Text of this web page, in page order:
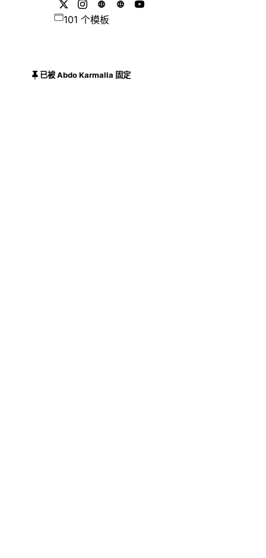
101 个模板
已被 Abdo Karmalla 固定